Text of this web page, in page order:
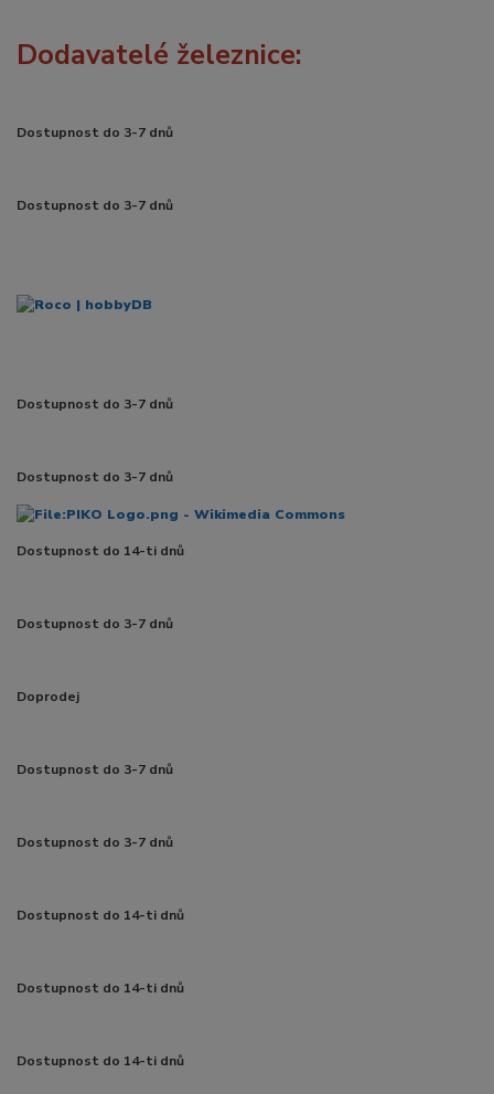
Dodavatelé železnice:
Dostupnost do 3-7 dnů
Dostupnost do 3-7 dnů
Dostupnost do 3-7 dnů
Dostupnost do 3-7 dnů
Dostupnost do 14-ti dnů
Dostupnost do 3-7 dnů
Doprodej
Dostupnost do 3-7 dnů
Dostupnost do 3-7 dnů
Dostupnost do 14-ti dnů
Dostupnost do 14-ti dnů
Dostupnost do 14-ti dnů